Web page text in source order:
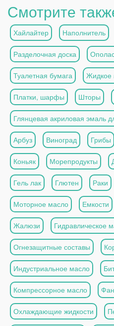
Смотрите
Хайлайтер Наполнитель
Разделочная доска
Туалетная бумага Жидкое
Платки, шарфы Шторы
Глянцевая акриловая эмаль
Арбуз Виноград Грибы
Коньяк Морепродукты
Гель лак Глютен Раки
Моторное масло Емкости
Жалюзи Гидравлическое
Огнезащитные составы
Индустриальное масло
Компрессорное масло
Охлаждающие жидкости